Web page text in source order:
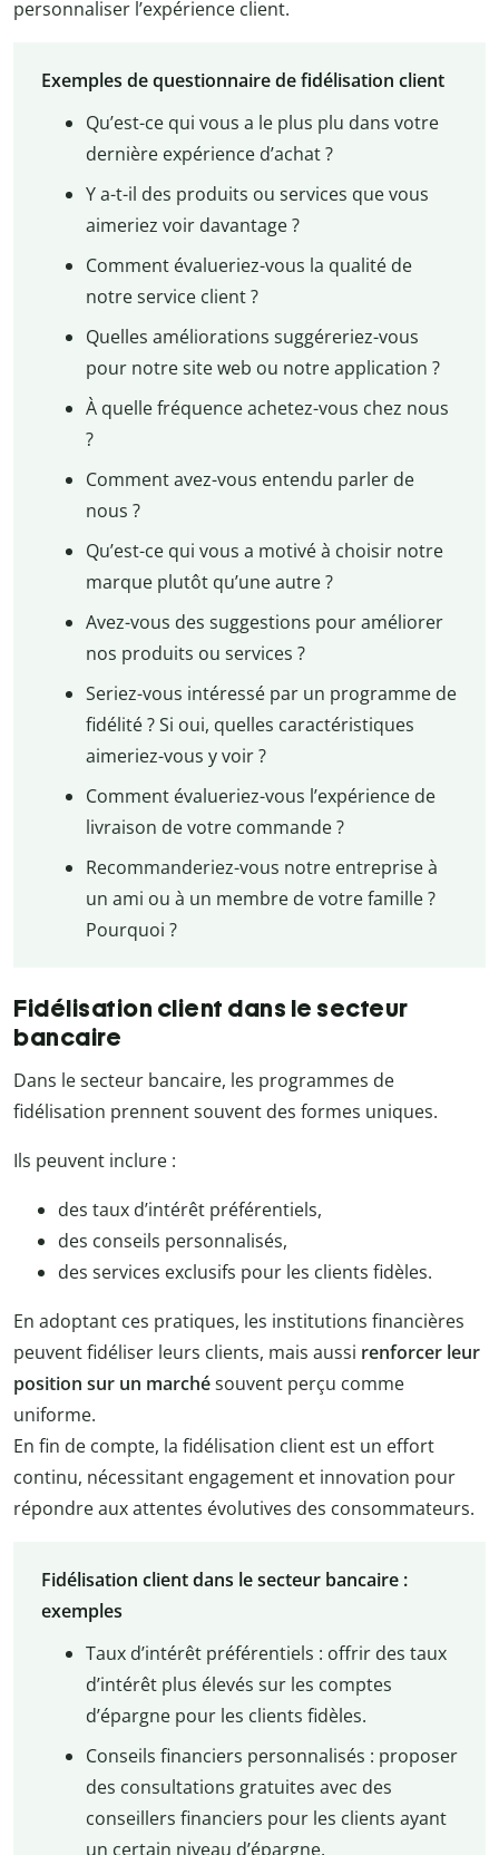
personnaliser l’expérience client.
Exemples de questionnaire de fidélisation client
Qu’est-ce qui vous a le plus plu dans votre
dernière expérience d’achat ?
Y a-t-il des produits ou services que vous
aimeriez voir davantage ?
Comment évalueriez-vous la qualité de
notre service client ?
Quelles améliorations suggéreriez-vous
pour notre site web ou notre application ?
À quelle fréquence achetez-vous chez nous
?
Comment avez-vous entendu parler de
nous ?
Qu’est-ce qui vous a motivé à choisir notre
marque plutôt qu’une autre ?
Avez-vous des suggestions pour améliorer
nos produits ou services ?
Seriez-vous intéressé par un programme de
fidélité ? Si oui, quelles caractéristiques
aimeriez-vous y voir ?
Comment évalueriez-vous l’expérience de
livraison de votre commande ?
Recommanderiez-vous notre entreprise à
un ami ou à un membre de votre famille ?
Pourquoi ?
Fidélisation client dans le secteur
bancaire
Dans le secteur bancaire, les programmes de
fidélisation prennent souvent des formes uniques.
Ils peuvent inclure :
des taux d’intérêt préférentiels,
des conseils personnalisés,
des services exclusifs pour les clients fidèles.
En adoptant ces pratiques, les institutions financières
peuvent fidéliser leurs clients, mais aussi renforcer leur
position sur un marchésouvent perçu comme
uniforme.
En fin de compte, la fidélisation client est un effort
continu, nécessitant engagement et innovation pour
répondre aux attentes évolutives des consommateurs.
Fidélisation client dans le secteur bancaire :
exemples
Taux d’intérêt préférentiels : offrir des taux
d’intérêt plus élevés sur les comptes
d’épargne pour les clients fidèles.
Conseils financiers personnalisés : proposer
des consultations gratuites avec des
conseillers financiers pour les clients ayant
un certain niveau d’épargne.